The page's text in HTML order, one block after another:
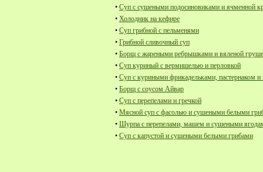
• Суп с сушеными подосиновиками и ячменной
• Холодник на кефире
• Суп грибной с пельменями
• Грибной сливочный суп
• Борщ с жареными ребрышками и вяленой
• Суп куриный с вермишелью и перловкой
• Суп с куриными фрикадельками, пастернаком и
• Борщ с соусом Айвар
• Суп с перепелами и гречкой
• Мясной суп с фасолью и сушеными белыми
• Шурпа с перепелами, машем и сушеными
• Суп с капустой и сушеными белыми грибами